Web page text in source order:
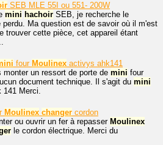
SEB MLE 55I ou 551- 200W
mini hachoir SEB, je recherche le
Ma question est de savoir où il m'est
trouver cette pièce, cet appareil étant
four Moulinex activys ahk141
monter un ressort de porte de mini four
document technique. Il s'agit du mini
141 Merci.
Moulinex changer cordon
ou ouvrir un fer à repasser Moulinex
le cordon électrique. Merci du